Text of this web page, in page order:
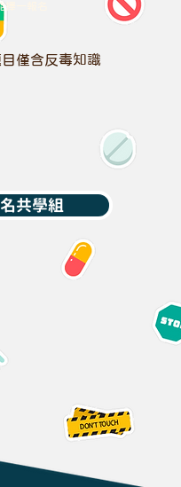
擇一報名
僅含反毒知識
共學組